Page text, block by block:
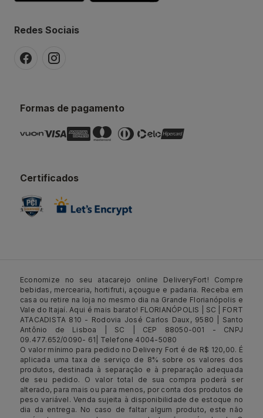
Redes Sociais
Formas de pagamento
Certificados
Economize no seu atacarejo online DeliveryFort! Compre
bebidas, mercearia, hortifruti, açougue e padaria. Receba em
casa ou retire na loja no mesmo dia na Grande Florianópolis e
Vale do Itajaí. Aqui é mais barato! FLORIANÓPOLIS | SC | FORT
ATACADISTA 810 - Rodovia José Carlos Daux, 9580 | Santo
Antônio de Lisboa | SC | CEP 88050-001 - CNPJ
09.477.652/0090- 61| Telefone 4004-5080
O valor mínimo para pedido no Delivery Fort é de R$ 120,00. É
aplicada uma taxa de serviço de 8% sobre os valores dos
produtos, destinada à separação e à preparação adequada
de seu pedido. O valor total de sua compra poderá ser
alterado, para mais ou para menos, por conta dos produtos de
peso variável. Venda sujeita à disponibilidade de estoque no
dia da entrega. No caso de faltar algum produto, este não